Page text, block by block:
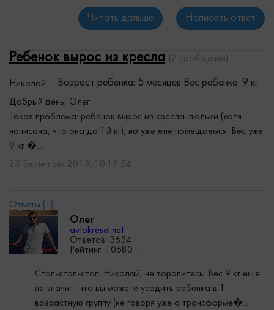
Читать дальше Написать ответ
Ребенок вырос из кресла (2 сообщения)
Николай Возраст ребенка: 5 месяцев Вес ребенка: 9 кг
Добрый день, Олег
Такая проблема: ребенок вырос из кресла-люльки (хотя
написана, что она до 13 кг), но уже еле помещаемся. Вес уже
9 кг �...
25 September 2013, 10:15:54
Олег
avtokresel.net
Ответов: 3654
Рейтинг:
10680 +
Стоп-стоп-стоп. Николай, не торопитесь. Вес 9 кг еще
не значит, что вы можете усадить ребенка в 1
возрастную группу (не говоря уже о трансформе�...